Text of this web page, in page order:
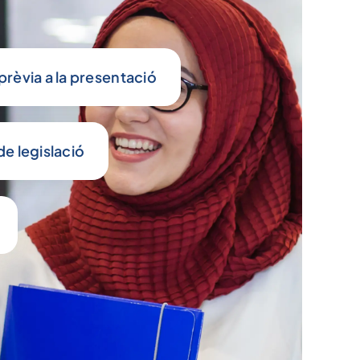
a la presentació
legislació